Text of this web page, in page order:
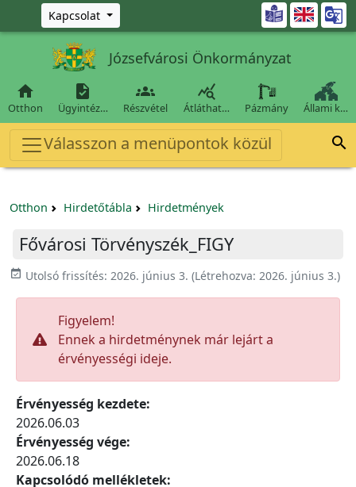
Ugrás a fő tartalomra
Kapcsolat 
Józsefvárosi Önkormányzat

Otthon

Ügyintéz…

Részvétel

Átláthat… Pázmány Állami k…
Válasszon a menüpontok közül 
Otthon Hirdetőtábla Hirdetmények
Fővárosi Törvényszék_FIGY
event_available Utolsó frissítés: 2026. június 3. (Létrehozva: 2026. június 3.)
Figyelem!
Ennek a hirdetménynek már lejárt a
érvényességi ideje.
Érvényesség kezdete:
2026.06.03
Érvényesség vége:
2026.06.18
Kapcsolódó mellékletek: